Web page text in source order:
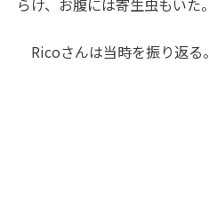
らけ、お腹には寄生虫もいた。
Ricoさんは当時を振り返る。